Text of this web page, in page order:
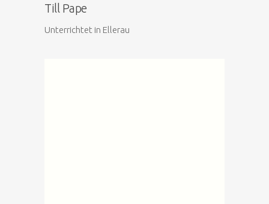
Till Pape
Unterrichtet in Ellerau